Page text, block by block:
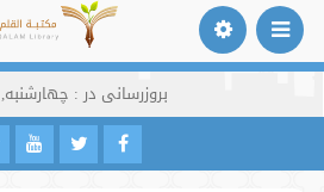
بروزرسانی در : چهارشنبه, 07 آبان 1399